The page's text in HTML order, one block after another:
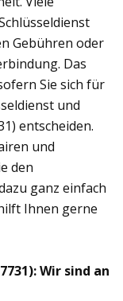
Gebühren oder
Das
Sie sich für
und
entscheiden.
und
den
ganz einfach
Ihnen gerne
Wir sind an